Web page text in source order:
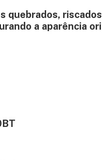
quebrados,
a aparência